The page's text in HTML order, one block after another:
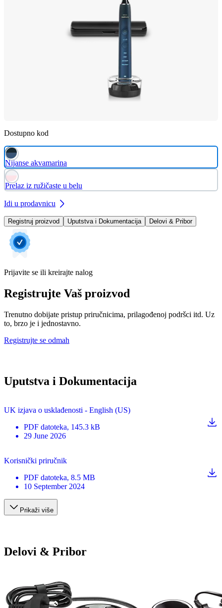
Dostupno kod
Nijanse akvamarina
Prelaz iz ružičaste u belu
Idi u prodavnicu
Registruj proizvod Uputstva i Dokumentacija Delovi & Pribor
Prijavite se ili kreirajte nalog
Registrujte Vaš proizvod
Trenutno dobijate pristup priručnicima, prilagođenoj podršci itd. Uz
to, brzo je i jednostavno.
Registrujte se odmah
Uputstva i Dokumentacija
UK izjava o usklađenosti - English (US)
PDF datoteka, 145.3 kB
29 June 2026
Korisnički priručnik
PDF datoteka, 8.5 MB
10 September 2024
Prikaži više
Delovi & Pribor